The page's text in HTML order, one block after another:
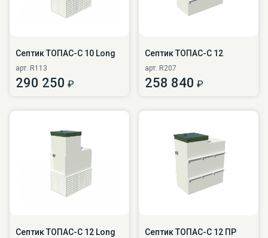
Септик ТОПАС-С 10 Long
арт. R113
290 250 ₽
Септик ТОПАС-С 12
арт. R207
258 840 ₽
Септик ТОПАС-С 12 Long Септик ТОПАС-С 12 ПР